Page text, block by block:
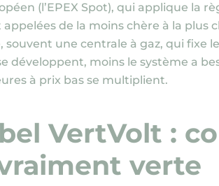
(l’EPEX Spot), qui applique la
de la moins chère à la plus
souvent une centrale à gaz, qui fixe
développent, moins le système a
à prix bas se multiplient.
VertVolt :
verte